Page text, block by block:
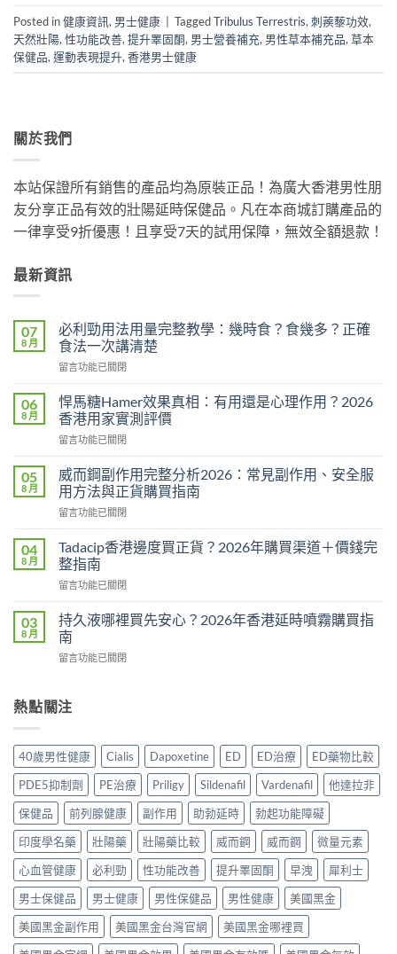
Posted in健康資訊, 男士健康 TaggedTribulus Terrestris, 刺蒺藜功效,
天然壯陽, 性功能改善, 提升睪固酮, 男士營養補充, 男性草本補充品, 草本
保健品, 運動表現提升, 香港男士健康
關於我們
本站保證所有銷售的產品均為原裝正品！為廣大香港男性朋
友分享正品有效的壯陽延時保健品。凡在本商城訂購產品的
一律享受9折優惠！且享受7天的試用保障，無效全額退款！
最新資訊
07
8 月
必利勁用法用量完整教學：幾時食？食幾多？正確
食法一次講清楚
在
利
勁
用
法
量
完
整
教
幾
時
食
多？
正
確
一
次
清
楚〉
中
留言功能已關閉
06
8 月
悍馬糖Hamer效果真相：有用還是心理作用？2026
香港用家實測評價
在
馬
糖
Hamer
效
真
相：
用
是
心
作
香
家
實
測
評
價〉
中
留言功能已關閉
05
8 月
威而鋼副作用完整分析2026：常見副作用、安全服
用方法與正貨購買指南
在
而
鋼
副
作
完
整
分
析
見
用、
安
全
服
方
法
與
正
貨
購
買
指
南〉
留言功能已關閉
04
8 月
Tadacip香港邊度買正貨？2026年購買渠道＋價錢完
整指南
在
香
港
邊
度
貨？
購
買
渠
道
價
錢
完
整
指
南〉
中
留言功能已關閉
03
8 月
持久液哪裡買先安心？2026年香港延時噴霧購買指
南
在
液
哪
買
先
安
心？
2026
年
香
港
延
時
噴
霧
購
買
留言功能已關閉
熱點關注
40歲男性健康 Cialis Dapoxetine ED ED治療
ED藥物比較
PDE5抑制劑
PE治療 Priligy Sildenafil Vardenafil
他達拉非
保健品
前列腺健康 副作用 助勃延時
勃起功能障礙
印度學名藥
壯陽藥 壯陽藥比較 威而鋼 威而鋼
微量元素
心血管健康
必利勁 性功能改善 提升睪固酮 早洩
犀利士
男士保健品
男士健康 男性保健品 男性健康
美國黑金
美國黑金副作用
美國黑金台灣官網
美國黑金哪裡買